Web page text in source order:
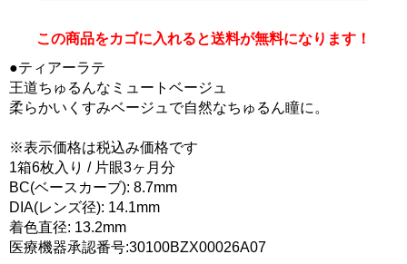
この商品をカゴに入れると送料が無料になります！
●ティアーラテ
王道ちゅるんなミュートベージュ
柔らかいくすみベージュで自然なちゅるん瞳に。
※表示価格は税込み価格です
1箱6枚入り / 片眼3ヶ月分
BC(ベースカーブ): 8.7mm
DIA(レンズ径): 14.1mm
着色直径: 13.2mm
医療機器承認番号:30100BZX00026A07